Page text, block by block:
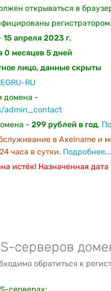
открываться в
15 апреля 2023 г.
0 месяцев 5 дней
лицо, данные скрыты
RU
домена -
admin_contact
- 299 рублей в год.
в Axelname и
часа в сутки. Подробнее...
истёк! Назначенная
серверов
обратиться к